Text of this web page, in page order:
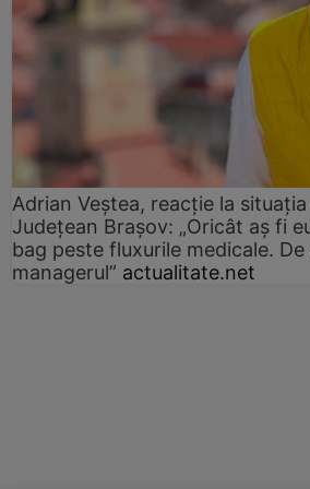
Adrian Veștea, reacție la
Județean Brașov: „Oricât aș fi
bag peste fluxurile medicale.
managerul” actualitate.net